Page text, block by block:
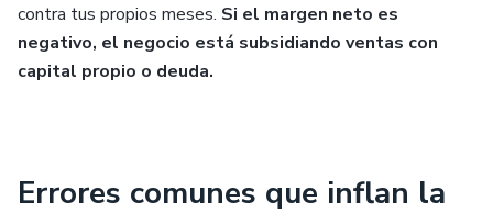
contra tus propios meses. Si el margen neto es
negativo, el negocio está subsidiando ventas con
capital propio o deuda.
Errores comunes que inflan la